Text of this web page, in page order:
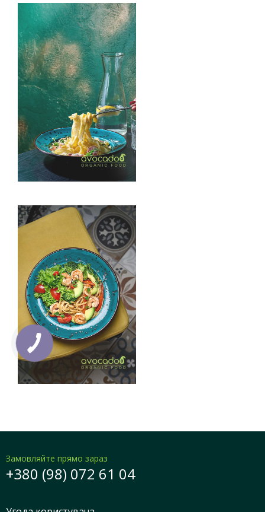
Замовляйте прямо зараз
+380 (98) 072 61 04